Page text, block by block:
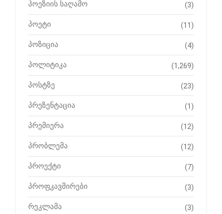
პოეზიის საღამო (3)
პოეტი (11)
პოზიცია (4)
პოლიტიკა (1,269)
პოსტზე (23)
პრეზენტაცია (1)
პრემიერა (12)
პრობლემა (12)
პროექტი (7)
პროფკავშირები (3)
რეკლამა (3)